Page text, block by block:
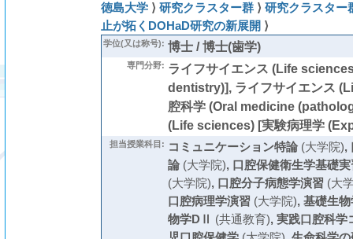
徳島大学⟩ 研究クラスター群⟩ 研究クラスター
止が拓くDOHaD研究の新展開 ⟩
学位(又は称号): 博士 / 博士(歯学)
専門分野: ライフサイエンス (Life
dentistry)], ライフサイエンス
腔科学 (Oral medicine
(Life sciences) [実験病理学
担当授業科目: コミュニケーション特論(大学院),
論(大学院), 口腔保健衛生学基礎実
(大学院), 口腔分子病態学演習 (大
口腔病理学演習 (大学院), 基礎生
物学DⅡ (共通教育), 実践口腔科学